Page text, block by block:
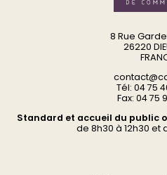
8 Rue
26220
Tél: 04 75
Fax: 04 75
Standard et accueil du public
de 8h30 à 12h30 et